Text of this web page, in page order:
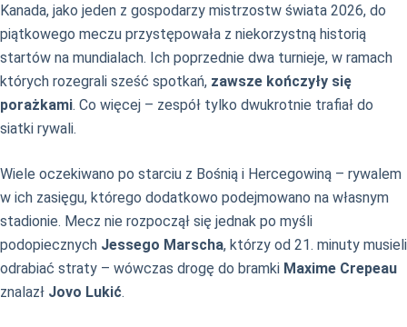
Kanada, jako jeden z gospodarzy mistrzostw świata 2026, do
piątkowego meczu przystępowała z niekorzystną historią
startów na mundialach. Ich poprzednie dwa turnieje, w ramach
których rozegrali sześć spotkań, zawsze kończyły się
porażkami. Co więcej – zespół tylko dwukrotnie trafiał do
siatki rywali.
Wiele oczekiwano po starciu z Bośnią i Hercegowiną – rywalem
w ich zasięgu, którego dodatkowo podejmowano na własnym
stadionie. Mecz nie rozpoczął się jednak po myśli
podopiecznych Jessego Marscha, którzy od 21. minuty musieli
odrabiać straty – wówczas drogę do bramki Maxime Crepeau
znalazł Jovo Lukić.